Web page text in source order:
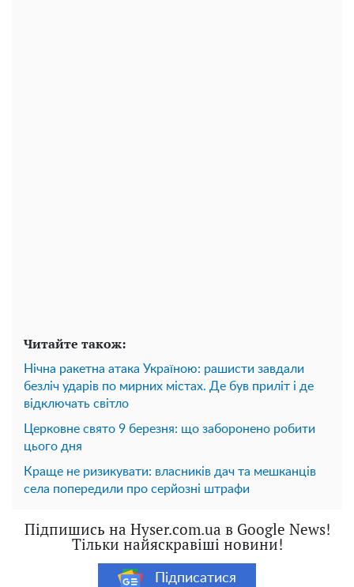
Читайте також:
Нічна ракетна атака Україною: рашисти завдали
безліч ударів по мирних містах. Де був приліт і де
відключать світло
Церковне свято 9 березня: що заборонено робити
цього дня
Краще не ризикувати: власників дач та мешканців
села попередили про серйозні штрафи
Підпишись на Hyser.com.ua в Google News!
Тільки найяскравіші новини!
Підписатися